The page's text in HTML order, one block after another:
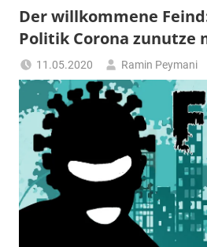
"Corona,
Klima,
"2020",
"Weltchaos",
"Chronik
des
Untergangs",
"Hexenjagd",
"Das
Grauen"
Der willkommene
Politik Corona zunutze
11.05.2020
Ramin Peymani